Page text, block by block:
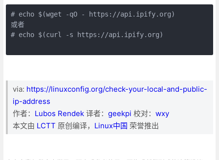
# echo $(wget -qO - https://api.ipify.org)
或者
# echo $(curl -s https://api.ipify.org)
via: https://linuxconfig.org/check-your-local-and-public-
ip-address
作者： Lubos Rendek译者： geekpi 校对： wxy
本文由 LCTT 原创编译， Linux中国 荣誉推出